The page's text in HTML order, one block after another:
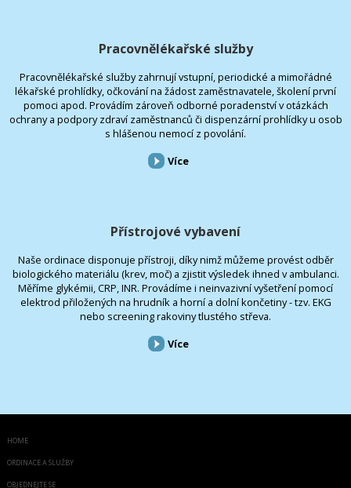
Pracovnělékařské služby
Pracovnělékařské služby zahrnují vstupní, periodické a mimořádné
lékařské prohlídky, očkování na žádost zaměstnavatele, školení první
pomoci apod. Provádím zároveň odborné poradenství v otázkách
ochrany a podpory zdraví zaměstnanců či dispenzární prohlídky u osob
s hlášenou nemocí z povolání.
Více
Přístrojové vybavení
Naše ordinace disponuje přístroji, díky nimž můžeme provést odběr
biologického materiálu (krev, moč) a zjistit výsledek ihned v ambulanci.
Měříme glykémii, CRP, INR. Provádíme i neinvazivní vyšetření pomocí
elektrod přiložených na hrudník a horní a dolní končetiny - tzv. EKG
nebo screening rakoviny tlustého střeva.
Více
HOME
ORDINACE A SLUŽBY
OBJEDNEJTE SE